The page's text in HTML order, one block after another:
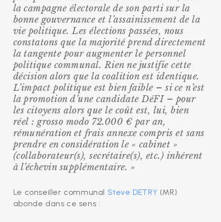
la campagne électorale de son parti sur la
bonne gouvernance et l’assainissement de la
vie politique. Les élections passées, nous
constatons que la majorité prend directement
la tangente pour augmenter le personnel
politique communal. Rien ne justifie cette
décision alors que la coalition est identique.
L’impact politique est bien faible – si ce n’est
la promotion d’une candidate DéFI – pour
les citoyens alors que le coût est, lui, bien
réel : grosso modo 72.000 € par an,
rémunération et frais annexe compris et sans
prendre en considération le « cabinet »
(collaborateur(s), secrétaire(s), etc.) inhérent
à l’échevin supplémentaire. »
Le conseiller communal Steve DETRY (MR)
abonde dans ce sens :